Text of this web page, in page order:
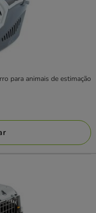
para animais de estimação